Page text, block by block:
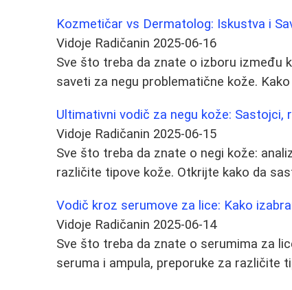
Kozmetičar vs Dermatolog: Iskustva i
Vidoje Radičanin 2025-06-16
Sve što treba da znate o izboru između
saveti za negu problematične kože.
Ultimativni vodič za negu kože: Sastojci,
Vidoje Radičanin 2025-06-15
Sve što treba da znate o negi kože:
različite tipove kože. Otkrijte kako da
Vodič kroz serumove za lice: Kako
Vidoje Radičanin 2025-06-14
Sve što treba da znate o serumima za
seruma i ampula, preporuke za različite